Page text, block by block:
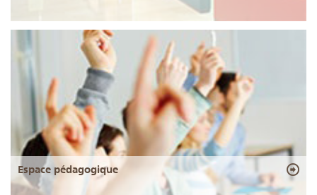
Espace pédagogique